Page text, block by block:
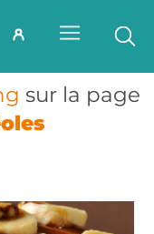
sur la page